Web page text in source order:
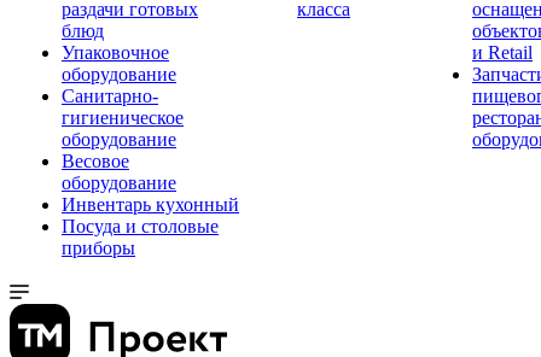
раздачи готовых
блюд
Упаковочное
оборудование
Санитарно-
гигиеническое
оборудование
Весовое
оборудование
Инвентарь кухонный
Посуда и столовые
приборы
класса
и Retail